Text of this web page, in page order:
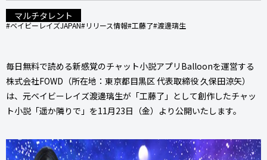
マルチタレント
#ベイビーレイズJAPAN#リリース情報#工藤了#渡邊璃生
毎日無料で読める新感覚のチャット小説アプリBalloonを運営する
株式会社FOWD（所在地：東京都目黒区 代表取締役 久保田涼矢）
は、元ベイビーレイズ渡邊璃生が「工藤了」として創作したチャッ
ト小説「遥か隣りで」を11月23日（金）より公開いたします。